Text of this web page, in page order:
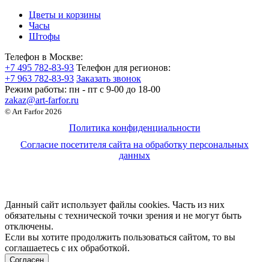
Цветы и корзины
Часы
Штофы
Телефон в Москве:
+7 495 782-83-93 Телефон для регионов:
+7 963 782-83-93 Заказать звонок
Режим работы: пн - пт c 9-00 до 18-00
zakaz@art-farfor.ru
© Art Farfor 2026
Политика конфиденциальности
Согласие посетителя сайта на обработку персональных
данных
Данный сайт использует файлы cookies. Часть из них
обязательны с технической точки зрения и не могут быть
отключены.
Если вы хотите продолжить пользоваться сайтом, то вы
соглашаетесь с их обработкой.